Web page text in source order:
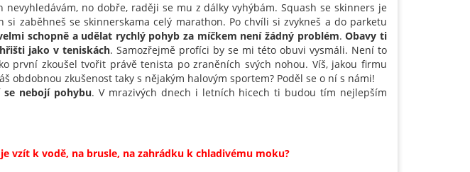
no dobře, raději se mu z dálky vyhýbám. Squash se skinners je
zaběhneš se skinnerskama celý marathon. Po chvíli si zvykneš a do parketu
schopně a udělat rychlý pohyb za míčkem není žádný problém.Obavy ti
jako v teniskách. Samozřejmě profíci by se mi této obuvi vysmáli. Není to
první zkoušel tvořit právě tenista po zraněních svých nohou. Víš, jakou firmu
obdobnou zkušenost taky s nějakým halovým sportem? Poděl se o ní s námi!
nebojí pohybu. V mrazivých dnech i letních hicech ti budou tím nejlepším
vzít k vodě, na brusle, na zahrádku k chladivému moku?